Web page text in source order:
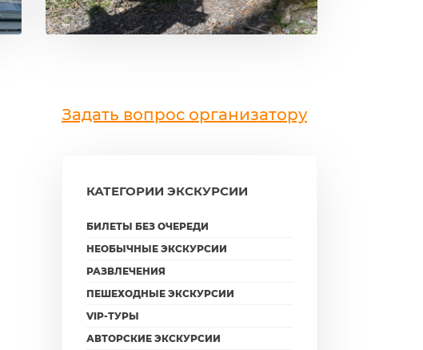
Задать вопрос организатору
КАТЕГОРИИ ЭКСКУРСИИ
БИЛЕТЫ БЕЗ ОЧЕРЕДИ
НЕОБЫЧНЫЕ ЭКСКУРСИИ
РАЗВЛЕЧЕНИЯ
ПЕШЕХОДНЫЕ ЭКСКУРСИИ
VIP-ТУРЫ
АВТОРСКИЕ ЭКСКУРСИИ